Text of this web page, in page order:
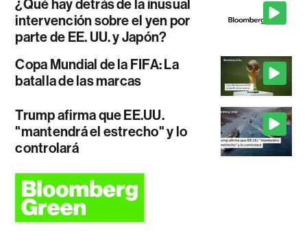
¿Qué hay detrás de la inusual
intervención sobre el yen por
parte de EE. UU. y Japón?
Copa Mundial de la FIFA: La
batalla de las marcas
Trump afirma que EE.UU.
"mantendrá el estrecho" y lo
controlará